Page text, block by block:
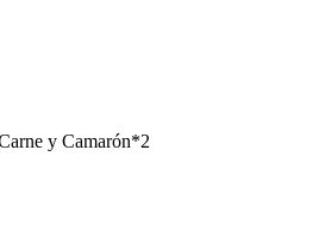
y Camarón*2